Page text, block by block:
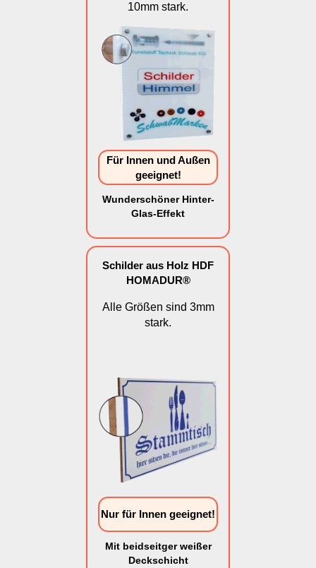
10mm stark.
Für Innen und Außen
geeignet!
Wunderschöner Hinter-
Glas-Effekt
Schilder aus Holz HDF
HOMADUR®
Alle Größen sind 3mm
stark.
Nur für Innen geeignet!
Mit beidseitger weißer
Deckschicht